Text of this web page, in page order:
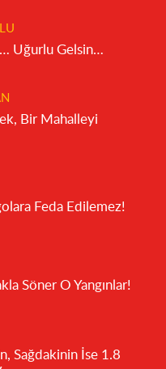
HAYIRLI OLSUN… Uğurlu Gelsin…
Bir Mahalleyi
Feda Edilemez!
Söner O Yangınlar!
Sağdakinin İse 1.8